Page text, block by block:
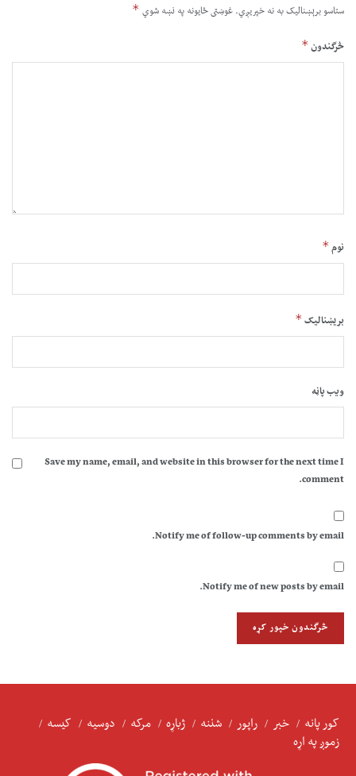
ستاسو برېښناليک به نه خپريږي.غوښتى ځایونه په نښه شوي *
څرگندون*
نوم*
بریښنالیک*
ویب پاڼه
Save my name, email, and website in this browser for the next time I
comment.
Notify me of follow-up comments by email.
Notify me of new posts by email.
کور پانه خبر راپور شننه ژباړه مرکه دوسیه
کیسه
زموږ په اړه